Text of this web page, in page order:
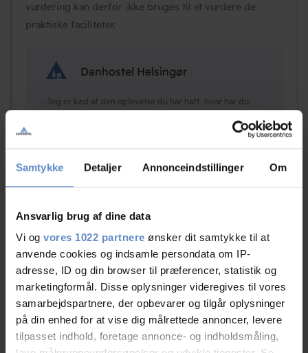
Samtykke Detaljer Annonceindstillinger Om
Ansvarlig brug af dine data
Vi og vores 1022 partnere ønsker dit samtykke til at
anvende cookies og indsamle persondata om IP-
adresse, ID og din browser til præferencer, statistik og
marketingformål. Disse oplysninger videregives til vores
samarbejdspartnere, der opbevarer og tilgår oplysninger
på din enhed for at vise dig målrettede annoncer, levere
tilpasset indhold, foretage annonce- og indholdsmåling,
vurdering kan derfor ikke bruges til at vurdere de
praktiske faciliteter.
Danhostel Helsingør
Jeg er ked af den oplevelse du har haft, hvor har du
mailet til? vores mailboks bliver tømt hver dag og der
ligger intet fra dig, ej hellere i vores spamfilter. Glad
N/A
Couple, DE
04.Aug.2026
10,00 out of 10